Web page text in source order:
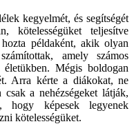
kegyelmét, és segítségét
kötelességüket teljesítve
példaként, akik olyan
amely számos
Mégis boldogan
Arra kérte a diákokat, ne
a nehézségeket látják,
hogy képesek legyenek
kötelességüket.